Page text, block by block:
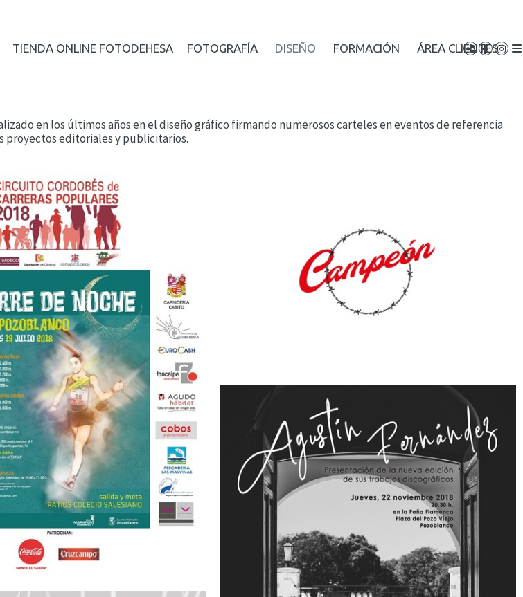
TIENDA ONLINE FOTODEHESA FOTOGRAFÍA DISEÑO FORMACIÓN ÁREA CLIENTES
en los últimos años en el diseño gráfico firmando numerosos carteles en eventos de referencia
proyectos editoriales y publicitarios.